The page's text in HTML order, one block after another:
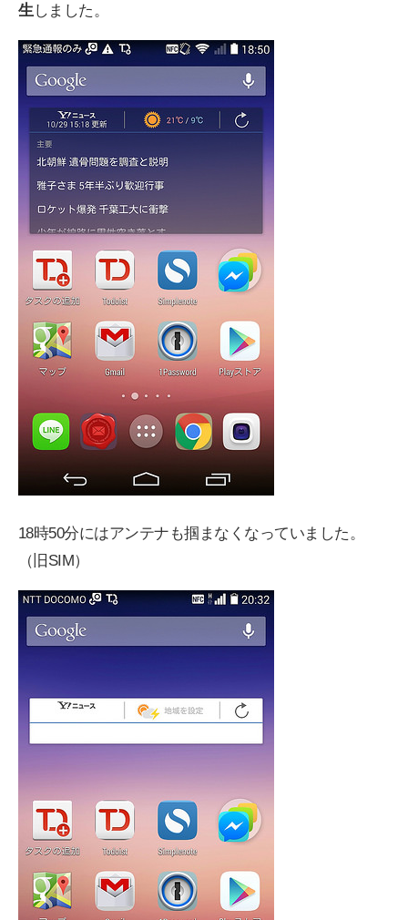
生しました。
18時50分にはアンテナも掴まなくなっていました。
（旧SIM）